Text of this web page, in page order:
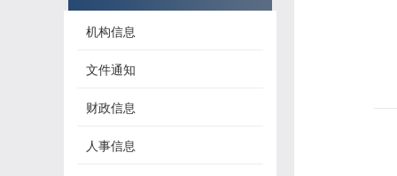
机构信息
文件通知
财政信息
人事信息